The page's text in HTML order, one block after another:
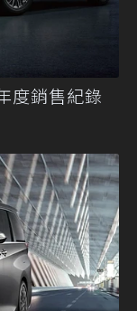
度銷售紀錄